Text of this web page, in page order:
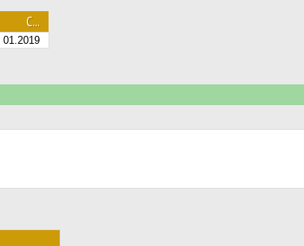
С...
01.2019